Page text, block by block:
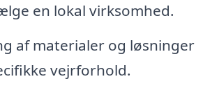
en lokal virksomhed.
af materialer og løsninger
vejrforhold.